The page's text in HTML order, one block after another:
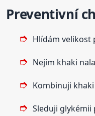
Preventivní
Hlídám velikost
Nejím khaki
Kombinuji
Sleduji glykémii